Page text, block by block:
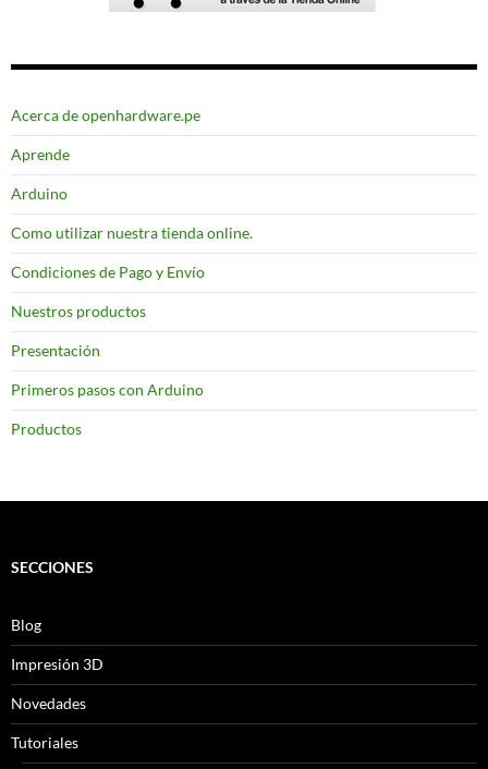
Acerca de openhardware.pe
Aprende
Arduino
Como utilizar nuestra tienda online.
Condiciones de Pago y Envío
Nuestros productos
Presentación
Primeros pasos con Arduino
Productos
SECCIONES
Blog
Impresión 3D
Novedades
Tutoriales